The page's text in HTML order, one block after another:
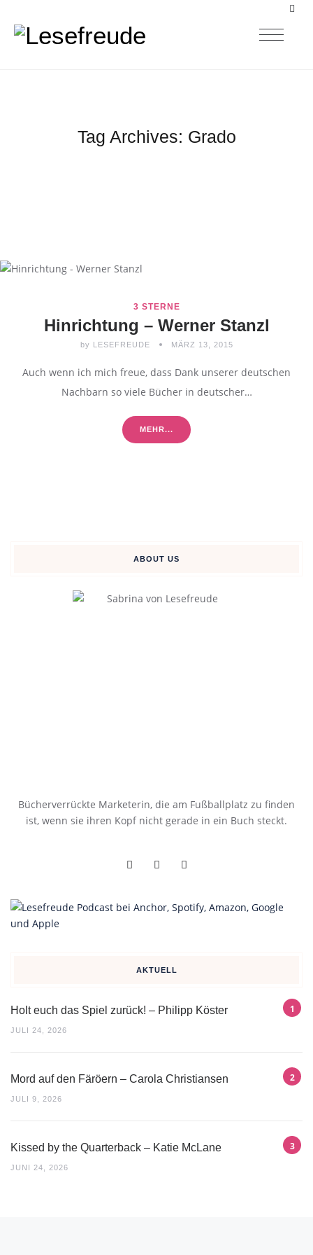
Tag Archives: Grado
3 STERNE
Hinrichtung – Werner Stanzl
by LESEFREUDE MÄRZ 13, 2015
Auch wenn ich mich freue, dass Dank unserer deutschen
Nachbarn so viele Bücher in deutscher…
MEHR...
ABOUT US
Bücherverrückte Marketerin, die am Fußballplatz zu finden
ist, wenn sie ihren Kopf nicht gerade in ein Buch steckt.
AKTUELL
Holt euch das Spiel zurück! – Philipp Köster
JULI 24, 2026
Mord auf den Färöern – Carola Christiansen
JULI 9, 2026
Kissed by the Quarterback – Katie McLane
JUNI 24, 2026